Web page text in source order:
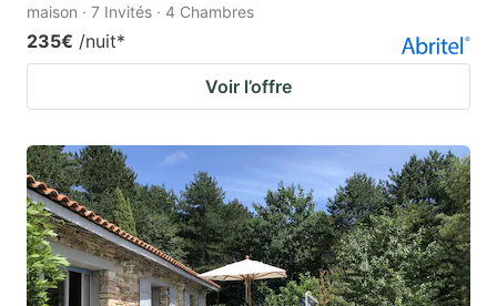
maison · 7 Invités · 4 Chambres
235€ /nuit*
Voir l’offre